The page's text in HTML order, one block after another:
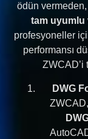
ödün vermeden,
tam uyumlu
profesyoneller
performansı
ZWCAD’i
DWG